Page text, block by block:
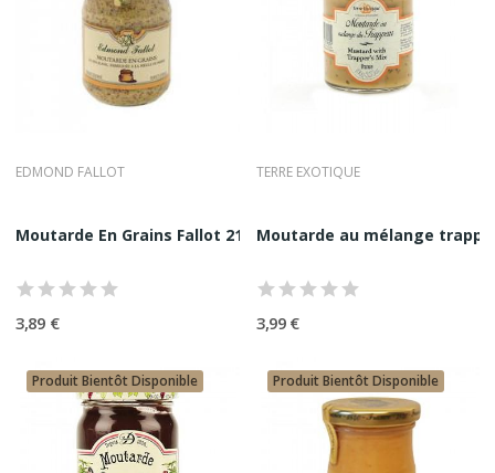
EDMOND FALLOT
Moutarde En Grains Fallot 21CL
3,89 €
TERRE EXOTIQUE
Moutarde au mélange
3,99 €
Produit Bientôt Disponible Produit Bientôt Disponible